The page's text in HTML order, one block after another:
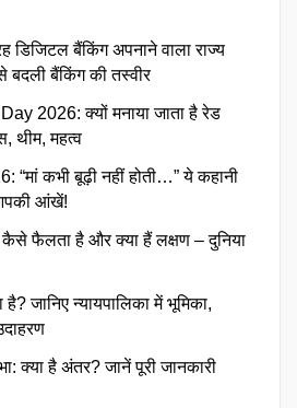
डिजिटल बैंकिंग अपनाने वाला राज्य
बदली बैंकिंग की तस्वीर
2026: क्यों मनाया जाता है रेड
थीम, महत्व
“मां कभी बूढ़ी नहीं होती…” ये कहानी
आंखें!
फैलता है और क्या हैं लक्षण – दुनिया
है? जानिए न्यायपालिका में भूमिका,
क्या है अंतर? जानें पूरी जानकारी